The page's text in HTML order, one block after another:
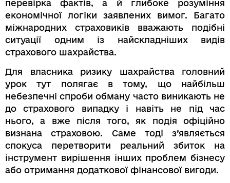
перевірка фактів, а й глибоке розуміння
економічної логіки заявлених вимог. Багато
міжнародних страховиків вважають подібні
ситуації одним із найскладніших видів
страхового шахрайства.
Для власника ризику шахрайства головний
урок тут полягає в тому, що найбільш
небезпечні спроби обману часто виникають не
до страхового випадку і навіть не під час
нього, а вже після того, як подія офіційно
визнана страховою. Саме тоді з’являється
спокуса перетворити реальний збиток на
інструмент вирішення інших проблем бізнесу
або отримання додаткової фінансової вигоди.